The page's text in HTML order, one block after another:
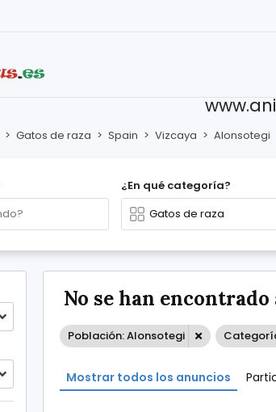
> Gatos de raza > Spain > Vizcaya > Alonsotegi
¿En qué categoría?
No se han
Población: Alonsotegi
Mostrar todos los anuncios